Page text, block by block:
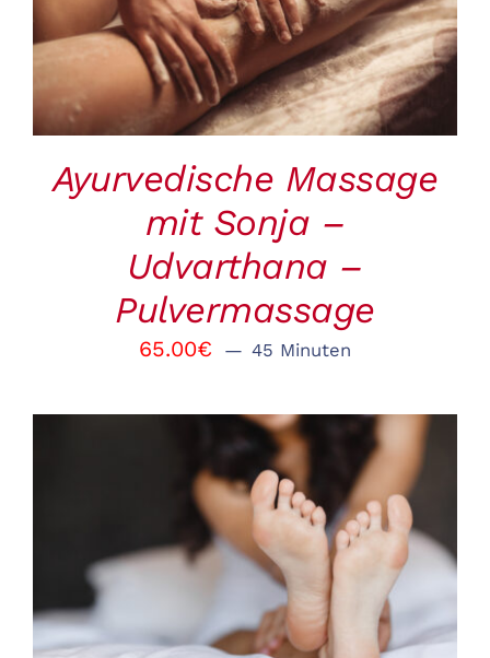
DETAILS
Ayurvedische Massage
mit Sonja –
Udvarthana –
Pulvermassage
65.00€ 45 Minuten
BUCHEN
/
DETAILS